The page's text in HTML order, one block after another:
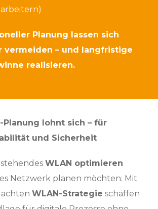
Planung lassen sich
vermeiden – und langfristige
realisieren.
Planung lohnt sich – für
und Sicherheit
WLAN optimieren
Netzwerk planen möchten: Mit
WLAN-Strategie schaffen